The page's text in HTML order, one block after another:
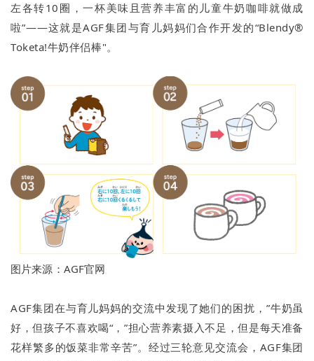
左各转10圈，一杯美味且营养丰富的儿童牛奶咖啡就做成
啦”——这就是AGF集团与育儿妈妈们合作开发的“Blendy®
Toketa!牛奶伴侣棒"。
图片来源：AGF官网
AGF集团在与育儿妈妈的交流中发现了她们的困扰，”牛奶虽
好，但孩子不喜欢喝“，”担心营养素摄入不足，但是每天准备
花样繁多的饭菜非常辛苦”。经过三轮意见交流会，AGF集团